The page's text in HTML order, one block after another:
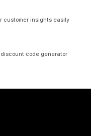
customer insights easily
code generator